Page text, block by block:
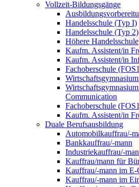
Vollzeit-Bildungsgänge
Handelsschule (Typ I)
Handelsschule (Typ 2)
Höhere Handelsschule
Kaufm. Assistent/in­
Kaufm. Assistent/in
Fachoberschule
Communication
Fachoberschule
Kaufm. Assistent/in
Duale Berufsausbildung
Automobilkauffrau/-
Bankkauffrau/-mann
Industriekauffrau/-
Kauffrau/mann für
Kauffrau/-mann im E-
Kauffrau/-mann im